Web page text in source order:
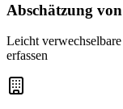
Abschätzung
Leicht
erfassen